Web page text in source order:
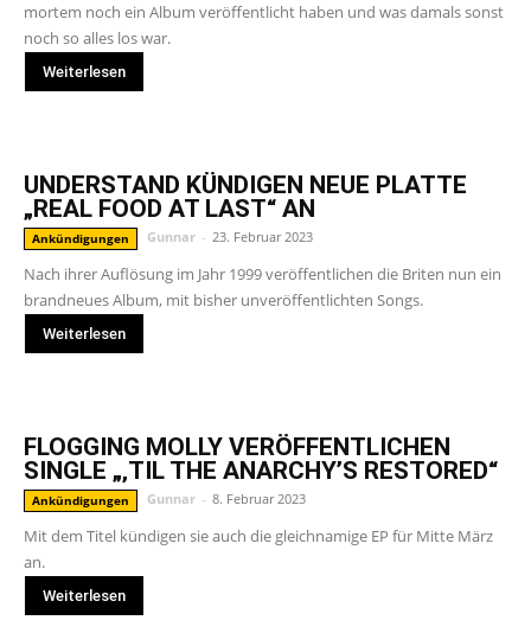
mortem noch ein Album veröffentlicht haben und was damals sonst
noch so alles los war.
Weiterlesen
UNDERSTAND KÜNDIGEN NEUE PLATTE
„REAL FOOD AT LAST“ AN
Ankündigungen Gunnar - 23. Februar 2023
Nach ihrer Auflösung im Jahr 1999 veröffentlichen die Briten nun ein
brandneues Album, mit bisher unveröffentlichten Songs.
Weiterlesen
FLOGGING MOLLY VERÖFFENTLICHEN
SINGLE „‚TIL THE ANARCHY’S RESTORED“
Ankündigungen Gunnar - 8. Februar 2023
Mit dem Titel kündigen sie auch die gleichnamige EP für Mitte März
an.
Weiterlesen